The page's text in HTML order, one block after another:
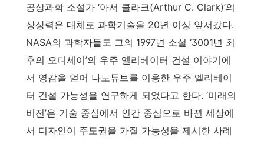
공상과학 소설가 ‘아서 클라크(Arthur C. Clark)’의
상상력은 대체로 과학기술을 20년 이상 앞서갔다.
NASA의 과학자들도 그의 1997년 소설 ‘3001년 최
후의 오디세이’의 우주 엘리베이터 건설 이야기에
서 영감을 얻어 나노튜브를 이용한 우주 엘리베이
터 건설 가능성을 연구하게 되었다고 한다. ‘미래의
비전’은 기술 중심에서 인간 중심으로 바뀐 세상에
서 디자인이 주도권을 가질 가능성을 제시한 사례